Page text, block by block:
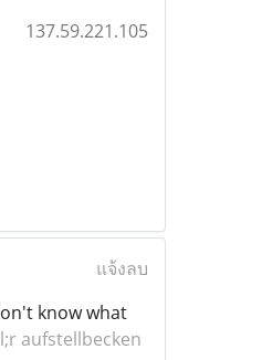
137.59.221.105
แจ้งลบ
know what
aufstellbecken